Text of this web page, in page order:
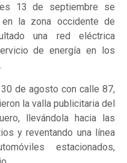
13 de septiembre se
la zona occidente de
una red eléctrica
de energía en los
de agosto con calle 87,
la valla publicitaria del
llevándola hacia las
y reventando una línea
estacionados,